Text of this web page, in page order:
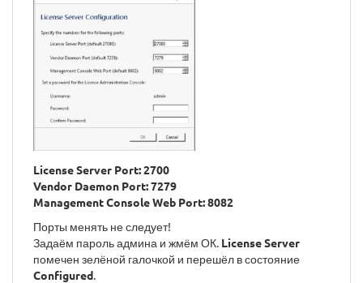
License Server Port: 2700
Vendor Daemon Port: 7279
Management Console Web Port: 8082
Порты менять не следует!
Задаём пароль админа и жмём ОК. License Server
помечен зелёной галочкой и перешёл в состояние
Configured.